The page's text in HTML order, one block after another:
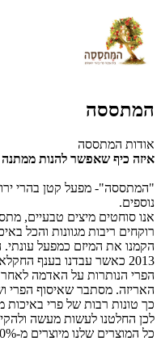
המתססה
אודות המתססה
איזה כיף שאפשר להנות
"המתססה"- מפעל קטן בהרי
נוספים.
אנו סוחטים מיצים טבעיים,
רוקחים ריבות מגוונות והכל
הקמנו את המיזם כמפעל
2013 כאשר עבדנו בענף
הפרי הנותרות על האדמה לאחר
האריזה. מסתבר שאיסוף הפרי
כך טונות רבות של פרי באיכות
לכן החלטנו לעשות מעשה
כל המוצרים שלנו מיוצרים מ-100% פרי, טבעוני, כשר ומתחת ל-20PPM.